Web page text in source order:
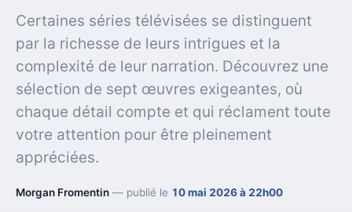
Certaines séries télévisées se distinguent
par la richesse de leurs intrigues et la
complexité de leur narration. Découvrez une
sélection de sept œuvres exigeantes, où
chaque détail compte et qui réclament toute
votre attention pour être pleinement
appréciées.
Morgan Fromentin — publié le 10 mai 2026 à 22h00